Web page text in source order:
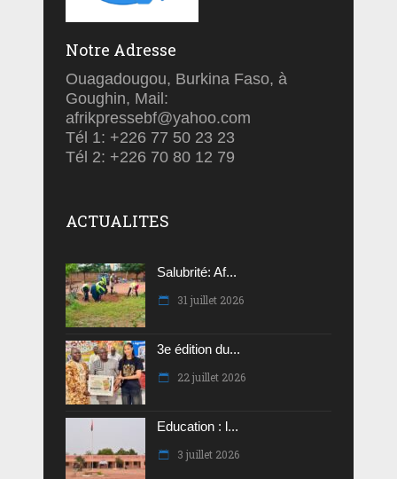
Notre Adresse
Ouagadougou, Burkina Faso, à
Goughin, Mail:
afrikpressebf@yahoo.com
Tél 1: +226 77 50 23 23
Tél 2: +226 70 80 12 79
ACTUALITES
Salubrité: Af...
31 juillet 2026
3e édition du...
22 juillet 2026
Education : l...
3 juillet 2026